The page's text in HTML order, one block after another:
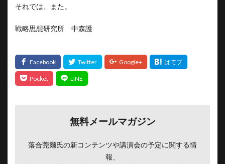
それでは、また。
戦略思想研究所 中森護
無料メールマガジン
落合莞爾氏の新コンテンツや講演会の予定に関する情
報、